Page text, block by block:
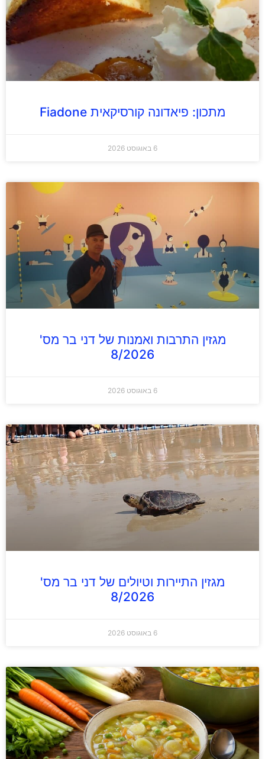
מתכון: פיאדונה קורסיקאית Fiadone
6 באוגוסט 2026
מגזין התרבות ואמנות של דני בר מס'
8/2026
6 באוגוסט 2026
מגזין התיירות וטיולים של דני בר מס'
8/2026
6 באוגוסט 2026